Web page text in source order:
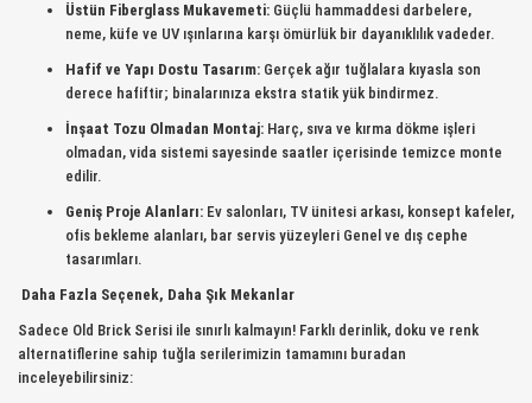
Üstün Fiberglass Mukavemeti: Güçlü hammaddesi darbelere,
neme, küfe ve UV ışınlarına karşı ömürlük bir dayanıklılık vadeder.
Hafif ve Yapı Dostu Tasarım: Gerçek ağır tuğlalara kıyasla son
derece hafiftir; binalarınıza ekstra statik yük bindirmez.
İnşaat Tozu Olmadan Montaj: Harç, sıva ve kırma dökme işleri
olmadan, vida sistemi sayesinde saatler içerisinde temizce monte
edilir.
Geniş Proje Alanları: Ev salonları, TV ünitesi arkası, konsept kafeler,
ofis bekleme alanları, bar servis yüzeyleri Genel ve dış cephe
tasarımları.
Daha Fazla Seçenek, Daha Şık Mekanlar
Sadece Old Brick Serisi ile sınırlı kalmayın! Farklı derinlik, doku ve renk
alternatiflerine sahip tuğla serilerimizin tamamını buradan
inceleyebilirsiniz: